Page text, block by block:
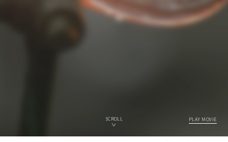
PLAY MOVIE
SCROLL